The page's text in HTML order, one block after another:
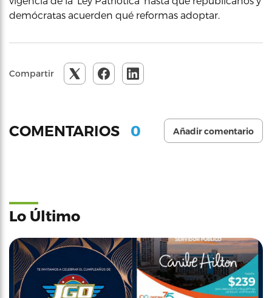
demócratas acuerden qué reformas adoptar.
Compartir
COMENTARIOS 0 Añadir comentario
Lo Último